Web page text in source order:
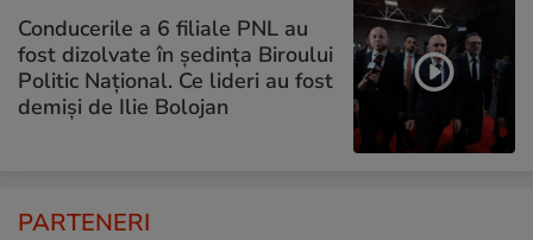
Conducerile a 6 filiale PNL au
fost dizolvate în ședința Biroului
Politic Național. Ce lideri au fost
demiși de Ilie Bolojan
PARTENERI